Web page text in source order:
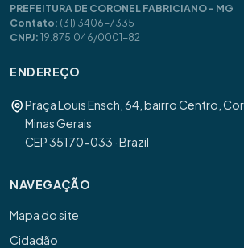
PREFEITURA DE CORONEL FABRICIANO - MG
Contato: (31) 3406-7335
CNPJ:19.875.046/0001-82
ENDEREÇO
Praça Louis Ensch, 64, bairro Centro,
Minas Gerais
CEP 35170-033 · Brazil
NAVEGAÇÃO
Mapa do site
Cidadão